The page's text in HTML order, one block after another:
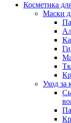
Косметика
Маски
Уход за